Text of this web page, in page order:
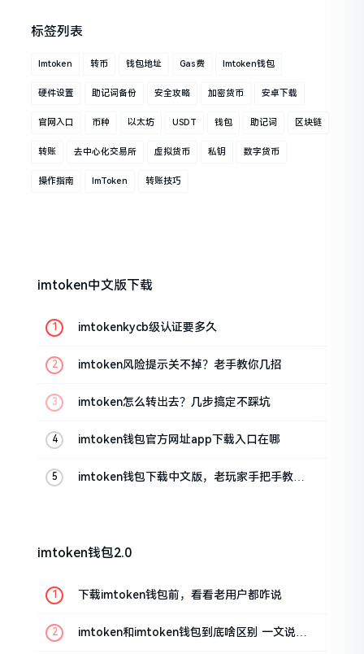
标签列表
Imtoken 转币 钱包地址 Gas费 Imtoken钱包
硬件设置 助记词备份 安全攻略 加密货币 安卓下载
官网入口 币种 以太坊 USDT 钱包 助记词 区块链
转账 去中心化交易所 虚拟货币 私钥 数字货币
操作指南 ImToken 转账技巧
imtoken中文版下载
imtokenkycb级认证要多久
imtoken风险提示关不掉？老手教你几招
imtoken怎么转出去？几步搞定不踩坑
imtoken钱包官方网址app下载入口在哪
imtoken钱包下载中文版，老玩家手把手教你
imtoken钱包2.0
下载imtoken钱包前，看看老用户都咋说
imtoken和imtoken钱包到底啥区别 一文说清